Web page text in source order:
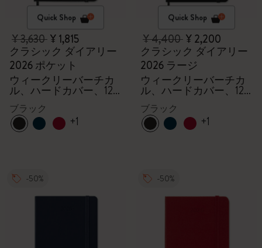
Quick Shop
¥ 3,630¥ 1,815
クラシック ダイアリー
2026 ポケット
ウィークリーバーチカ
ル、ハードカバー、12
ヶ月
ブラック
+1
Quick Shop
¥ 4,400¥ 2,200
クラシック ダイアリー
2026 ラージ
ウィークリーバーチカ
ル、ハードカバー、12
ヶ月
ブラック
+1
-50% -50%